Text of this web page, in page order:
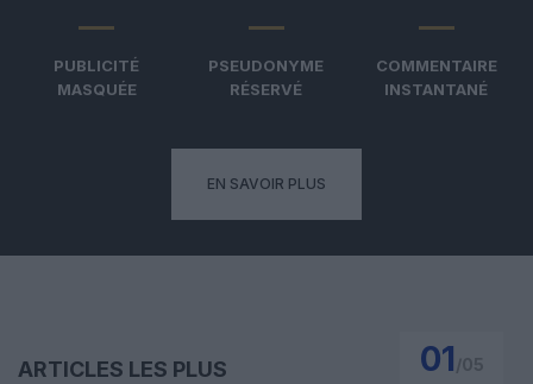
PUBLICITÉ
MASQUÉE
PSEUDONYME
RÉSERVÉ
COMMENTAIRE
INSTANTANÉ
EN SAVOIR PLUS
ARTICLES LES PLUS
01